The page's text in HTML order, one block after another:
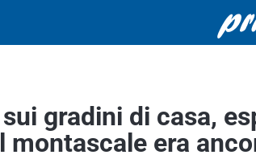
gradini di casa,
era